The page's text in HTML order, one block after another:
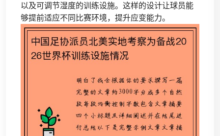
以及可调节湿度的训练设施。这样的设计让球员能
够提前适应不同比赛环境，提升应变能力。